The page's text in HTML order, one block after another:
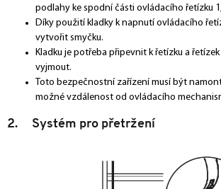
podlahy ke spodní části ovládacího řetízku
Díky použití kladky k napnutí ovládacího
vytvořit smyčku.
Kladku je potřeba připevnit k řetízku a
vyjmout.
Toto bezpečnostní zařízení musí být
možné vzdálenost od ovládacího
2. Systém pro přetržení